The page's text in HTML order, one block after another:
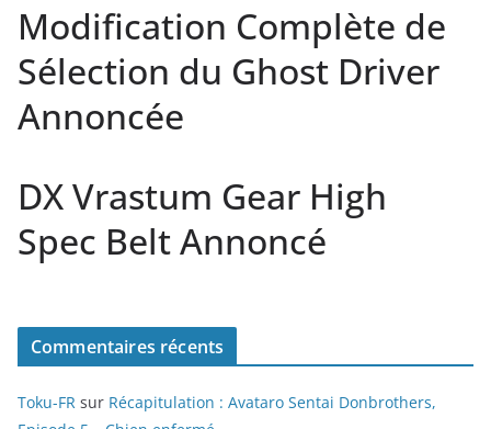
Modification Complète de
Sélection du Ghost Driver
Annoncée
DX Vrastum Gear High
Spec Belt Annoncé
Commentaires récents
Toku-FR sur Récapitulation : Avataro Sentai Donbrothers,